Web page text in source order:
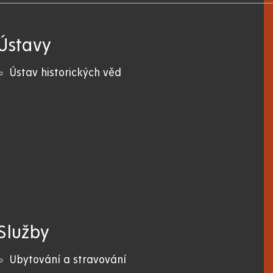
Ústav historických věd
Ubytování a stravování